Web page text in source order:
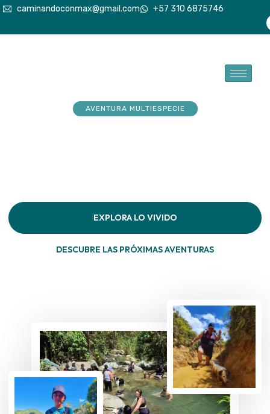
caminandoconmax@gmail.com +57 310 6875746
AVENTURA MULTIESPECIE
EXPLORA LO VIVIDO
DESCUBRE LAS PRÓXIMAS AVENTURAS